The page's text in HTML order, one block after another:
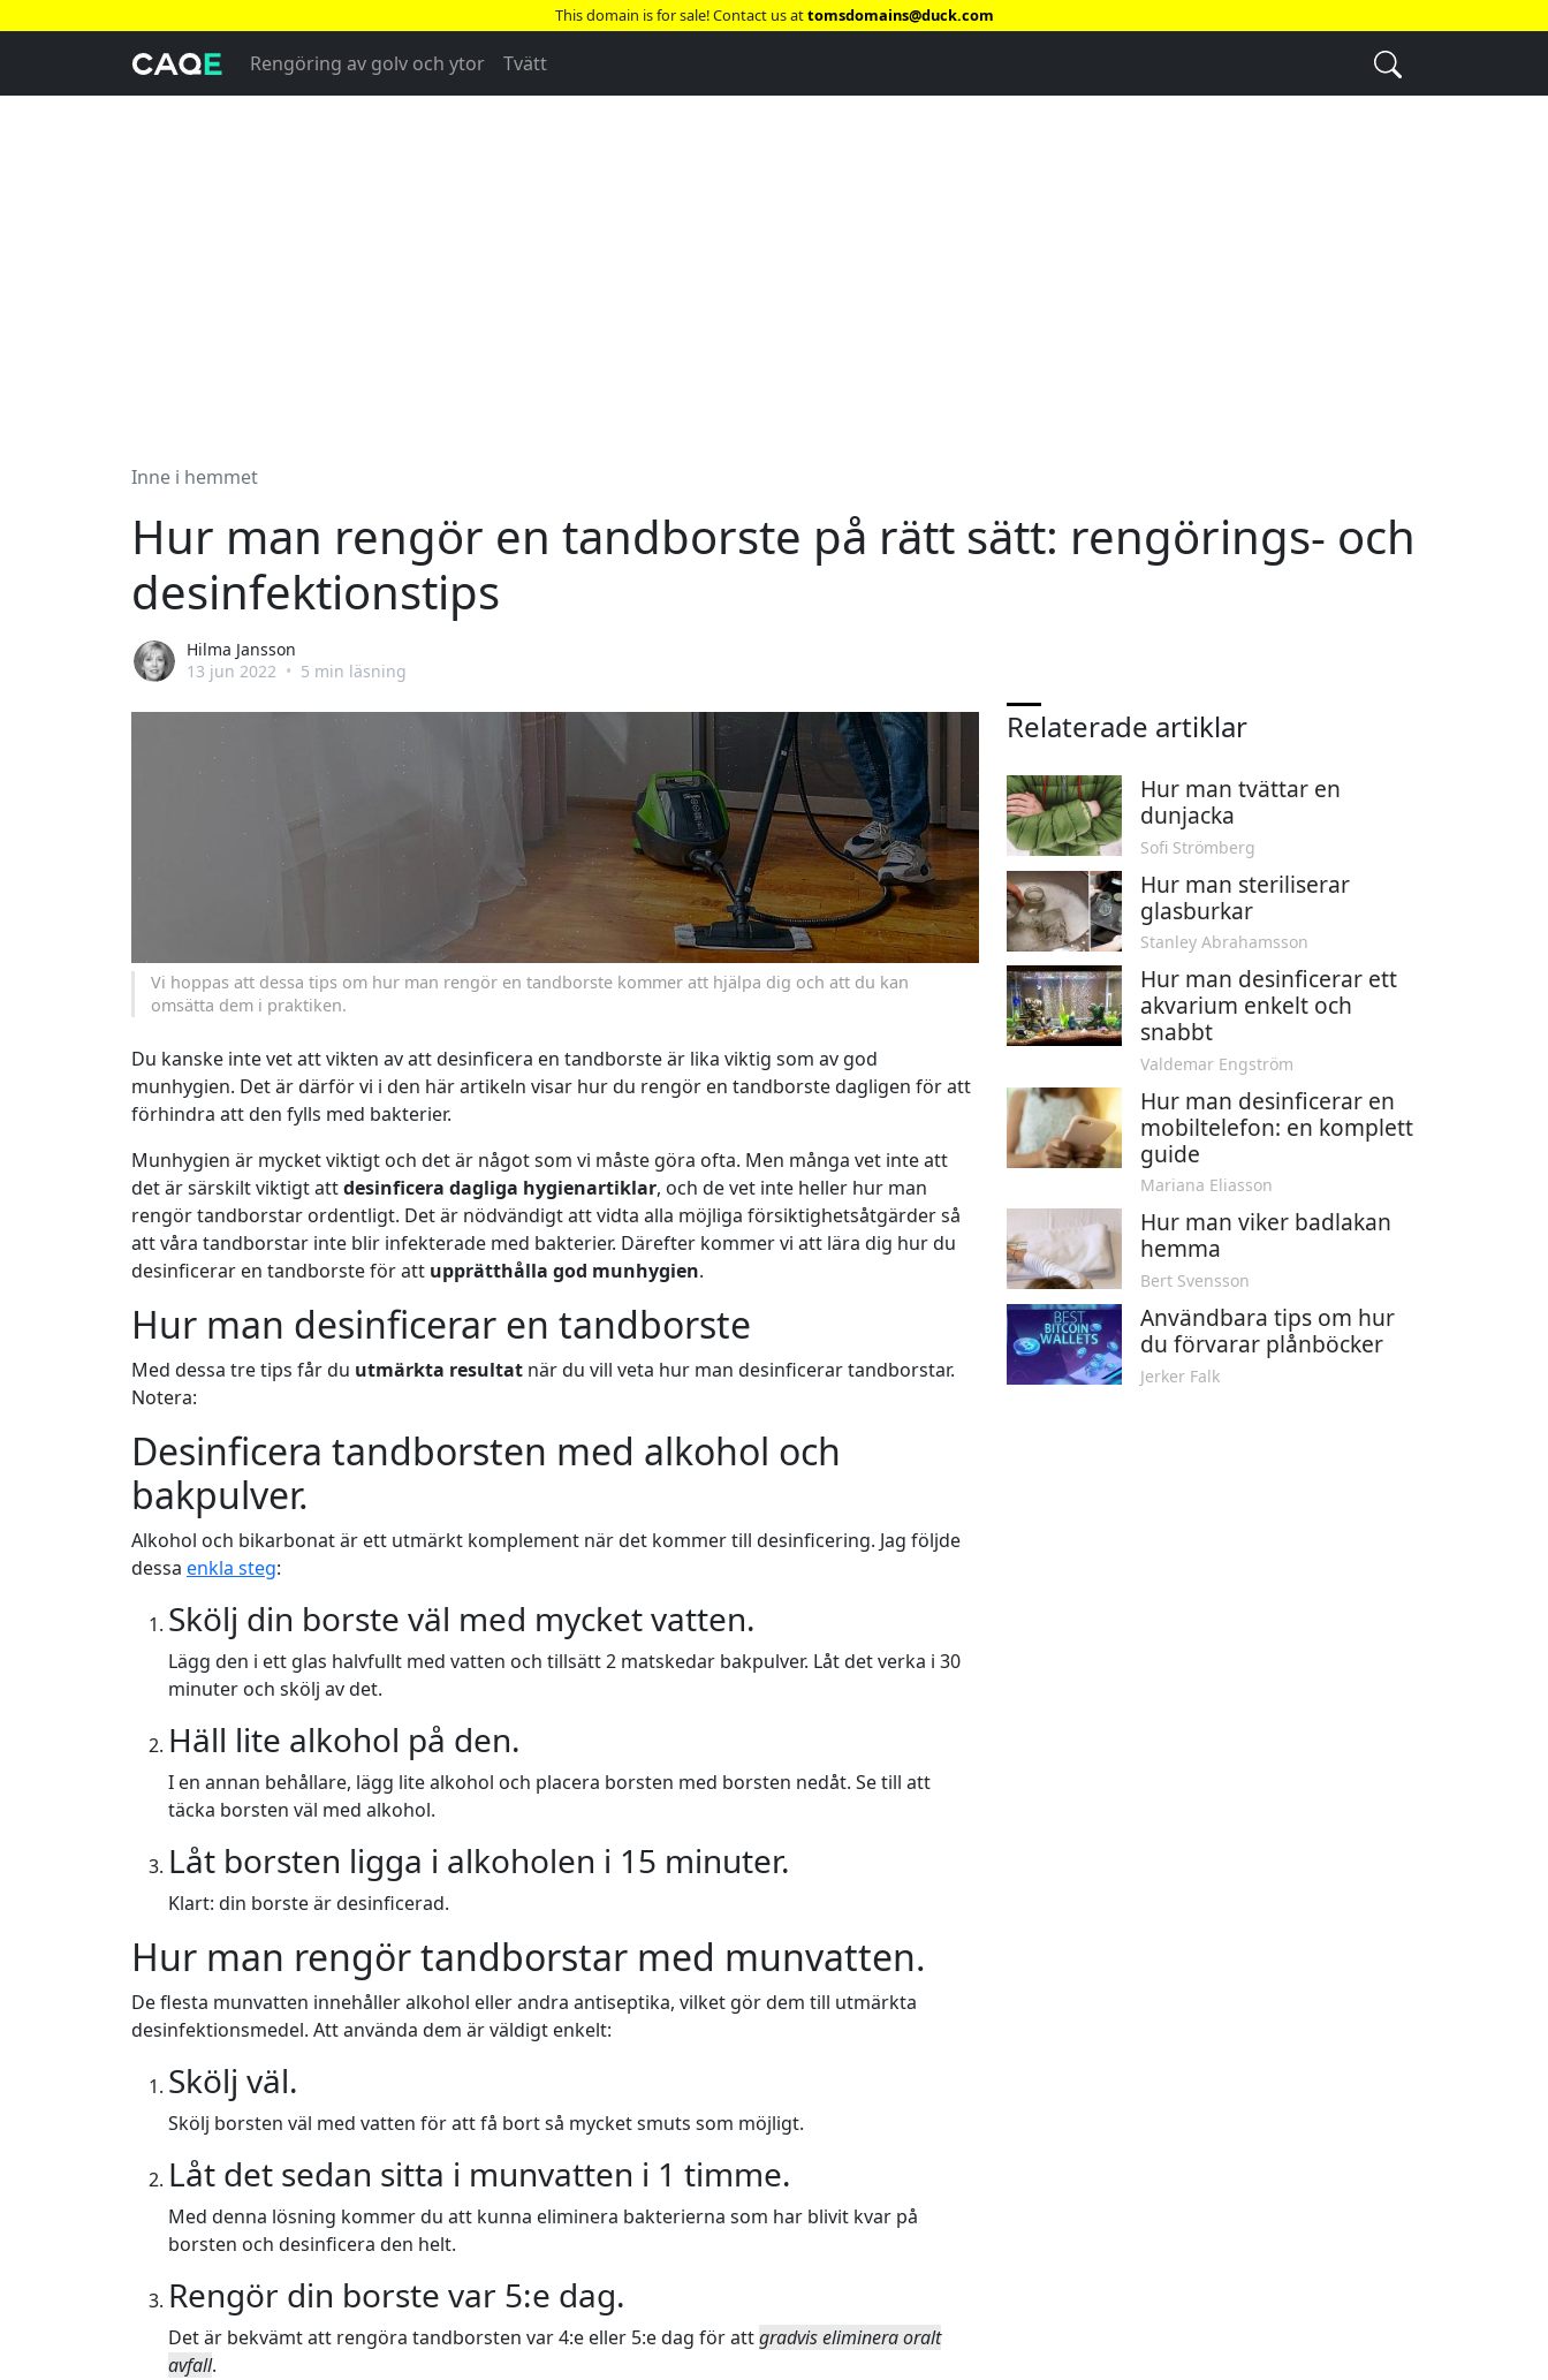
This domain is for sale! Contact us attomsdomains@duck.com
Rengöring av golv och ytor Tvätt
Inne i hemmet
Hur man rengör en tandborste på rätt sätt: rengörings- och
desinfektionstips
Hilma Jansson
13 jun 2022 • 5 min läsning
Vi hoppas att dessa tips om hur man rengör en tandborste kommer att hjälpa dig och att du kan
omsätta dem i praktiken.
Du kanske inte vet att vikten av att desinficera en tandborste är lika viktig som av god
munhygien. Det är därför vi i den här artikeln visar hur du rengör en tandborste dagligen för att
förhindra att den fylls med bakterier.
Munhygien är mycket viktigt och det är något som vi måste göra ofta. Men många vet inte att
det är särskilt viktigt attdesinficera dagliga hygienartiklar, och de vet inte heller hur man
rengör tandborstar ordentligt. Det är nödvändigt att vidta alla möjliga försiktighetsåtgärder så
att våra tandborstar inte blir infekterade med bakterier. Därefter kommer vi att lära dig hur du
desinficerar en tandborste för att upprätthålla god munhygien.
Hur man desinficerar en tandborste
Med dessa tre tips får du utmärkta resultat när du vill veta hur man desinficerar tandborstar.
Notera:
Desinficera tandborsten med alkohol och
bakpulver.
Alkohol och bikarbonat är ett utmärkt komplement när det kommer till desinficering. Jag följde
dessa enkla steg:
Skölj din borste väl med mycket vatten.
Lägg den i ett glas halvfullt med vatten och tillsätt 2 matskedar bakpulver. Låt det verka i 30
minuter och skölj av det.
Häll lite alkohol på den.
I en annan behållare, lägg lite alkohol och placera borsten med borsten nedåt. Se till att
täcka borsten väl med alkohol.
Låt borsten ligga i alkoholen i 15 minuter.
Klart: din borste är desinficerad.
Hur man rengör tandborstar med munvatten.
De flesta munvatten innehåller alkohol eller andra antiseptika, vilket gör dem till utmärkta
desinfektionsmedel. Att använda dem är väldigt enkelt:
Skölj väl.
Skölj borsten väl med vatten för att få bort så mycket smuts som möjligt.
Låt det sedan sitta i munvatten i 1 timme.
Med denna lösning kommer du att kunna eliminera bakterierna som har blivit kvar på
borsten och desinficera den helt.
Rengör din borste var 5:e dag.
Det är bekvämt att rengöra tandborsten var 4:e eller 5:e dag för attgradvis eliminera oralt
avfall.
Relaterade artiklar
Hur man tvättar en
dunjacka
Sofi Strömberg
Hur man steriliserar
glasburkar
Stanley Abrahamsson
Hur man desinficerar ett
akvarium enkelt och
snabbt
Valdemar Engström
Hur man desinficerar en
mobiltelefon: en komplett
guide
Mariana Eliasson
Hur man viker badlakan
hemma
Bert Svensson
Användbara tips om hur
du förvarar plånböcker
Jerker Falk